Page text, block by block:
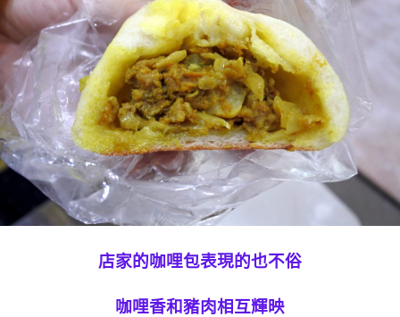
店家的咖哩包表現的也不俗
咖哩香和豬肉相互輝映